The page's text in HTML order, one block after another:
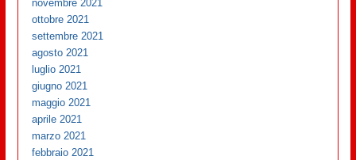
novembre 2021
ottobre 2021
settembre 2021
agosto 2021
luglio 2021
giugno 2021
maggio 2021
aprile 2021
marzo 2021
febbraio 2021